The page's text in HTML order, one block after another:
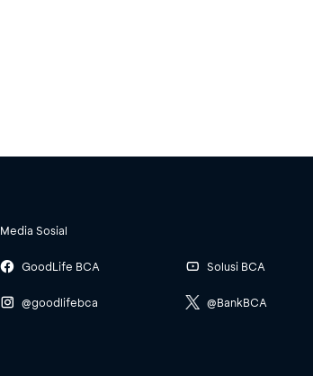
Media Sosial
GoodLife BCA
@goodlifebca
Solusi BCA
@BankBCA